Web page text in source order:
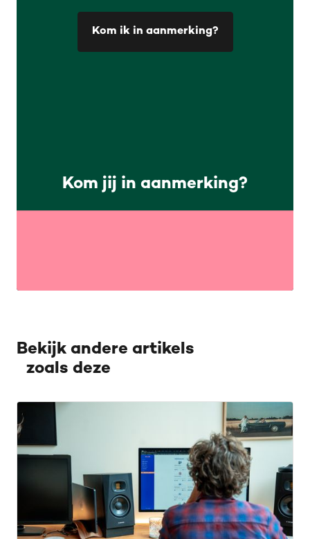
Kom jij in aanmerking?
Kom ik in aanmerking?
Bekijk andere artikels
zoals deze